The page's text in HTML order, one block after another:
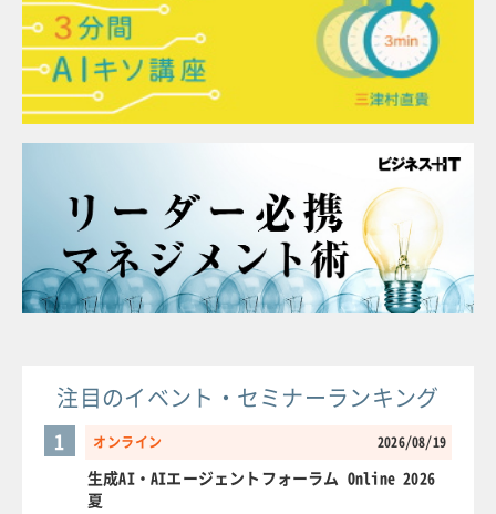
注目のイベント・セミナーランキング
オンライン 2026/08/19
1
生成AI・AIエージェントフォーラム Online 2026
夏